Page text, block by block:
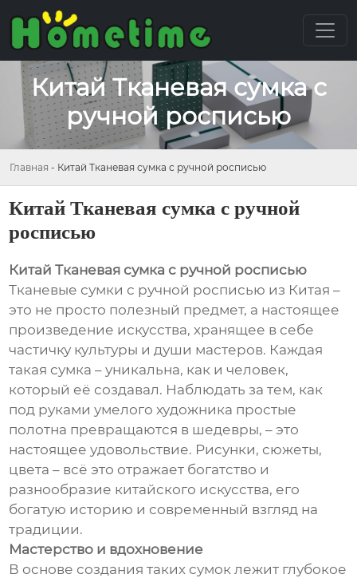
Китай Тканевая сумка с
ручной росписью
Главная - Китай Тканевая сумка с ручной росписью
Китай Тканевая сумка с ручной
росписью
Китай Тканевая сумка с ручной росписью
Тканевые сумки с ручной росписью из Китая –
это не просто полезный предмет, а настоящее
произведение искусства, хранящее в себе
частичку культуры и души мастеров. Каждая
такая сумка – уникальна, как и человек,
который её создавал. Наблюдать за тем, как
под руками умелого художника простые
полотна превращаются в шедевры, – это
настоящее удовольствие. Рисунки, сюжеты,
цвета – всё это отражает богатство и
разнообразие китайского искусства, его
богатую историю и современный взгляд на
традиции.
Мастерство и вдохновение
В основе создания таких сумок лежит глубокое